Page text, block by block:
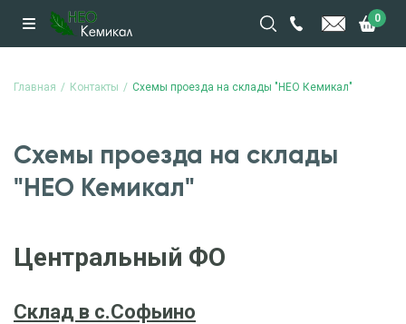
0
Главная Контакты Схемы проезда на склады "НЕО Кемикал"
Схемы проезда на склады
"НЕО Кемикал"
Центральный ФО
Склад в с.Софьино